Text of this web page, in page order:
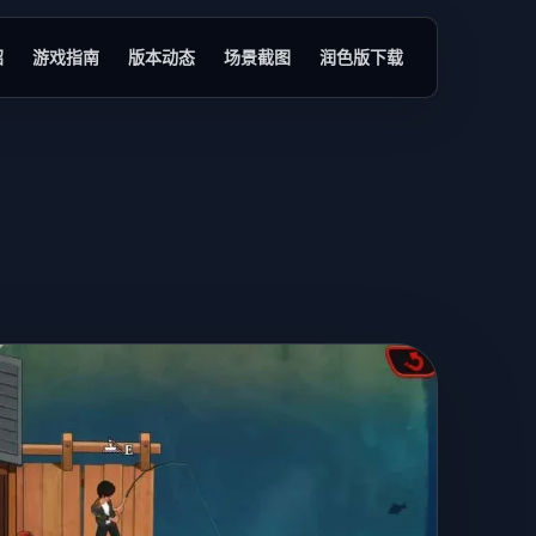
游戏指南 版本动态 场景截图 润色版下载